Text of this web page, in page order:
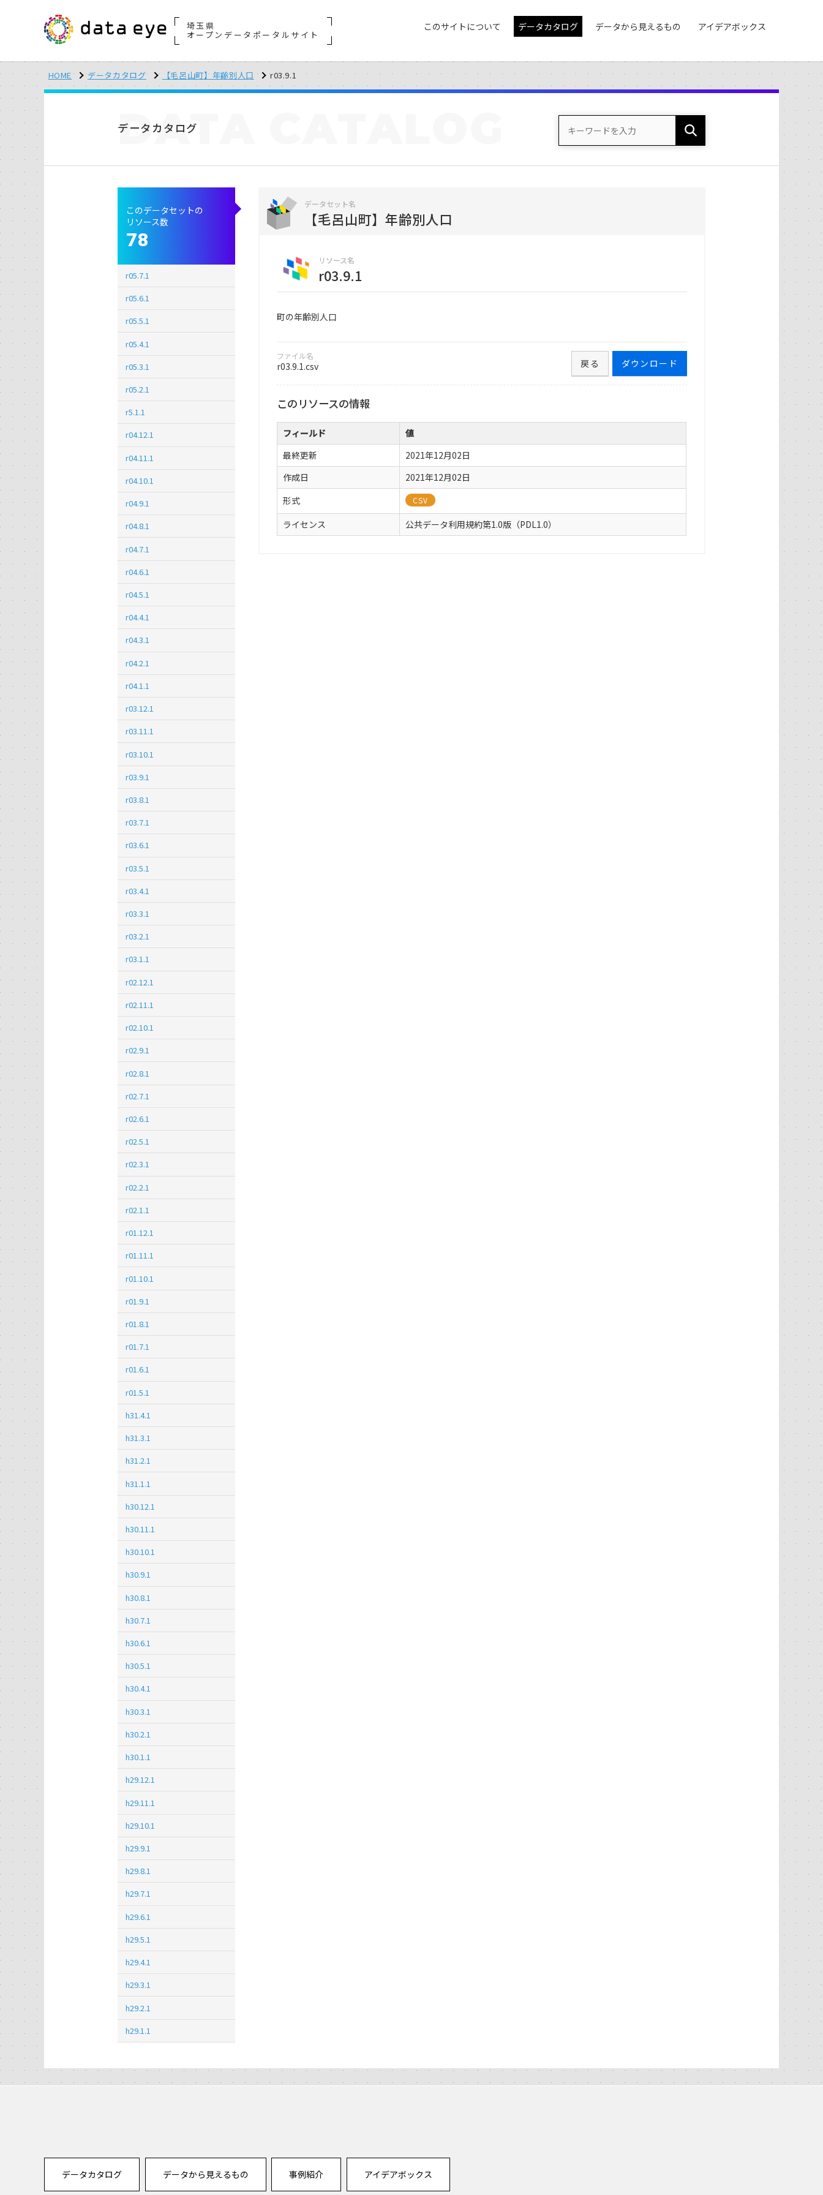
埼玉県
オープンデータポータルサイト
このサイトについて データカタログ データから見えるもの アイデアボックス
HOME データカタログ 【毛呂山町】年齢別人口 r03.9.1
データカタログ
DATA
データセット名
【毛呂山町】年齢別人口
リソース名
r03.9.1
町の年齢別人口
ファイル名
r03.9.1.csv ダウンロード
戻る
このリソースの情報
フィールド
値
最終更新
2021年12月02日
作成日
2021年12月02日
形式
CSV
ライセンス 公共データ利用規約第1.0版（PDL1.0）
このデータセットの
リソース数
78
r05.7.1
r05.6.1
r05.5.1
r05.4.1
r05.3.1
r05.2.1
r5.1.1
r04.12.1
r04.11.1
r04.10.1
r04.9.1
r04.8.1
r04.7.1
r04.6.1
r04.5.1
r04.4.1
r04.3.1
r04.2.1
r04.1.1
r03.12.1
r03.11.1
r03.10.1
r03.9.1
r03.8.1
r03.7.1
r03.6.1
r03.5.1
r03.4.1
r03.3.1
r03.2.1
r03.1.1
r02.12.1
r02.11.1
r02.10.1
r02.9.1
r02.8.1
r02.7.1
r02.6.1
r02.5.1
r02.3.1
r02.2.1
r02.1.1
r01.12.1
r01.11.1
r01.10.1
r01.9.1
r01.8.1
r01.7.1
r01.6.1
r01.5.1
h31.4.1
h31.3.1
h31.2.1
h31.1.1
h30.12.1
h30.11.1
h30.10.1
h30.9.1
h30.8.1
h30.7.1
h30.6.1
h30.5.1
h30.4.1
h30.3.1
h30.2.1
h30.1.1
h29.12.1
h29.11.1
h29.10.1
h29.9.1
h29.8.1
h29.7.1
h29.6.1
h29.5.1
h29.4.1
h29.3.1
h29.2.1
h29.1.1
データカタログ データから見えるもの 事例紹介 アイデアボックス